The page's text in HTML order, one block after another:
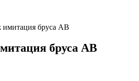
имитация бруса АВ
бруса АВ